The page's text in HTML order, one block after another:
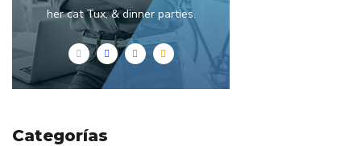
her cat Tux, & dinner parties.
Categorías